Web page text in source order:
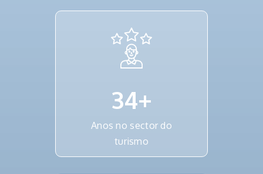
34+
Anos no sector do
turismo